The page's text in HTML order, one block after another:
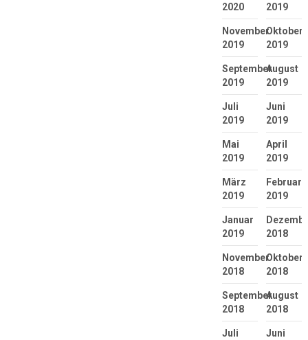
2020
2019
November
2019
Oktober
2019
September
2019
August
2019
Juli
2019
Juni
2019
Mai
2019
April
2019
März
2019
Februar
2019
Januar
2019
2018
November
2018
Oktober
2018
September
2018
August
2018
Juli
Juni